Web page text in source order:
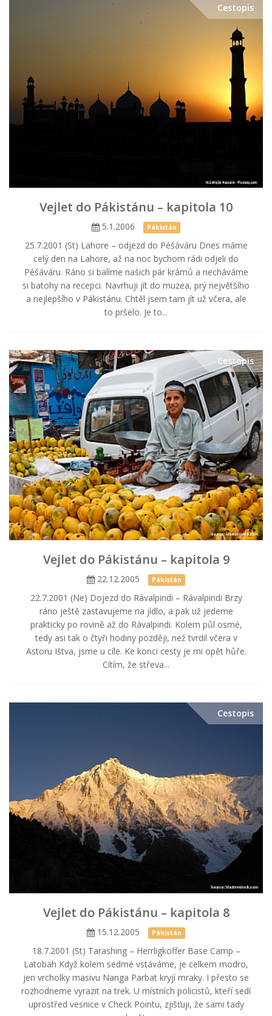
Cestopis
Vejlet do Pákistánu – kapitola 10
5.1.2006 Pákistán
25.7.2001 (St) Lahore – odjezd do Péšáváru Dnes máme
celý den na Lahore, až na noc bychom rádi odjeli do
Péšáváru. Ráno si balíme našich pár krámů a necháváme
si batohy na recepci. Navrhuji jít do muzea, prý největšího
a nejlepšího v Pákistánu. Chtěl jsem tam jít už včera, ale
to pršelo. Je to...
Cestopis
Vejlet do Pákistánu – kapitola 9
22.12.2005 Pákistán
22.7.2001 (Ne) Dojezd do Rávalpindi – Rávalpindi Brzy
ráno ještě zastavujeme na jídlo, a pak už jedeme
prakticky po rovině až do Rávalpindi. Kolem půl osmé,
tedy asi tak o čtyři hodiny později, než tvrdil včera v
Astoru Ištva, jsme u cíle. Ke konci cesty je mi opět hůře.
Cítím, že střeva...
Cestopis
Vejlet do Pákistánu – kapitola 8
15.12.2005 Pákistán
18.7.2001 (St) Tarashing – Herrligkoffer Base Camp –
Latobah Když kolem sedmé vstáváme, je celkem modro,
jen vrcholky masivu Nanga Parbat kryjí mraky. I přesto se
rozhodneme vyrazit na trek. U místních policistů, kteří sedí
uprostřed vesnice v Check Pointu, zjišťuji, že sami tady